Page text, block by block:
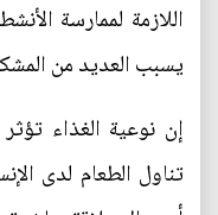
اللازمة لممارسة
يسبب العديد من
إن نوعية الغذاء
تناول الطعام لدى